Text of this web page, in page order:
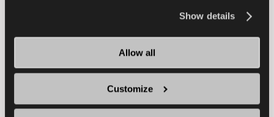
Show details
Allow all
Customize
FREINAGE SUR NEIGE
MANUTENTION HUMIDE